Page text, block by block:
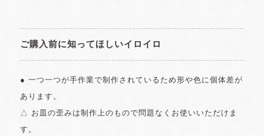
ご購入前に知ってほしいイロイロ
● 一つ一つが手作業で制作されているため形や色に個体差が
あります。
△ お皿の歪みは制作上のもので問題なくお使いいただけま
す。